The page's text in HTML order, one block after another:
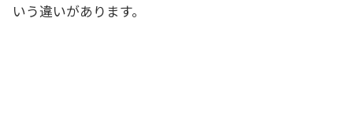
いう違いがあります。